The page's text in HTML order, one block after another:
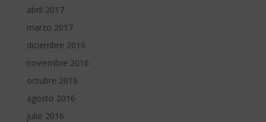
abril 2017
marzo 2017
diciembre 2016
noviembre 2016
octubre 2016
agosto 2016
julio 2016